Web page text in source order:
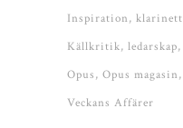
Inspiration klarinett
Källkritik ledarskap
Opus Opus magasin
Veckans Affärer